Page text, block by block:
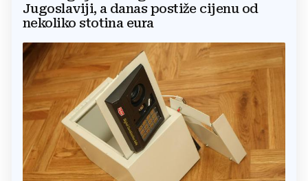
Jugoslaviji, a danas postiže cijenu od
nekoliko stotina eura